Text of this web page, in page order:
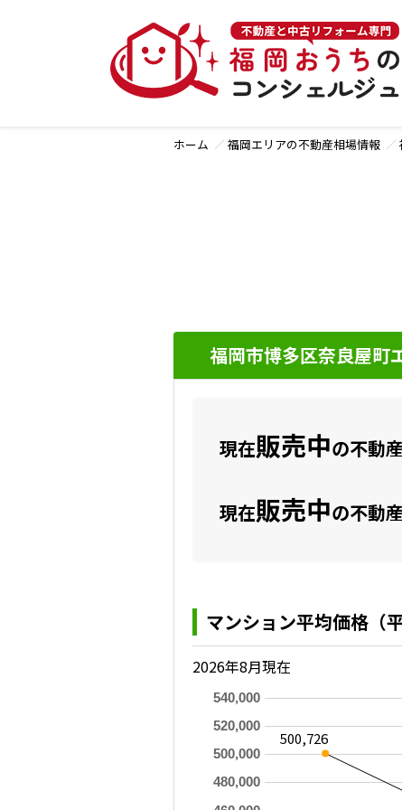
ホーム 福岡エリアの不動産相場情報
福岡市博多区奈良屋町
現在販売中の不動
現在販売中の不動
マンション平均価格（
2026年8月現在
480,000
500,000
520,000
540,000
500,726